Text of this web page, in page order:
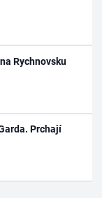
Rychnovsku
Prchají